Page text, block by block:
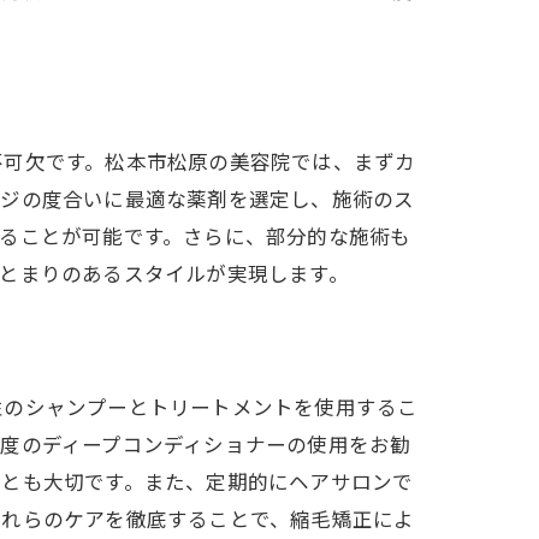
欠です。松本市松原の美容院では、まずカ
の度合いに最適な薬剤を選定し、施術のス
ことが可能です。さらに、部分的な施術も
りのあるスタイルが実現します。
シャンプーとトリートメントを使用するこ
のディープコンディショナーの使用をお勧
も大切です。また、定期的にヘアサロンで
らのケアを徹底することで、縮毛矯正によ